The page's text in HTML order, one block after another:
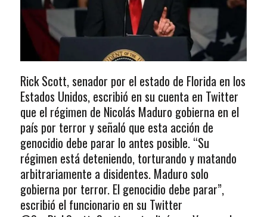
Rick Scott, senador por el estado de Florida en los
Estados Unidos, escribió en su cuenta en Twitter
que el régimen de Nicolás Maduro gobierna en el
país por terror y señaló que esta acción de
genocidio debe parar lo antes posible. “Su
régimen está deteniendo, torturando y matando
arbitrariamente a disidentes. Maduro solo
gobierna por terror. El genocidio debe parar”,
escribió el funcionario en su Twitter